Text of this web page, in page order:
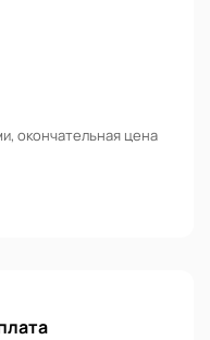
окончательная цена